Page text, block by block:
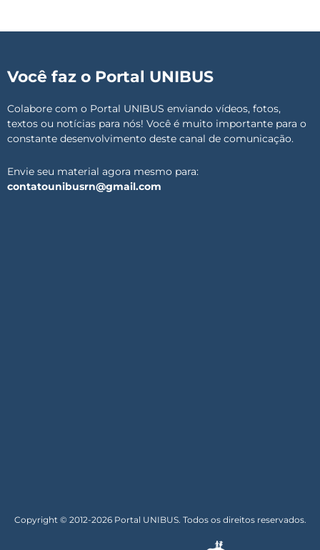
Você faz o Portal UNIBUS
Colabore com o Portal UNIBUS enviando vídeos, fotos,
textos ou notícias para nós! Você é muito importante para o
constante desenvolvimento deste canal de comunicação.
Envie seu material agora mesmo para:
contatounibusrn@gmail.com
Copyright © 2012-2026 Portal UNIBUS. Todos os direitos reservados.